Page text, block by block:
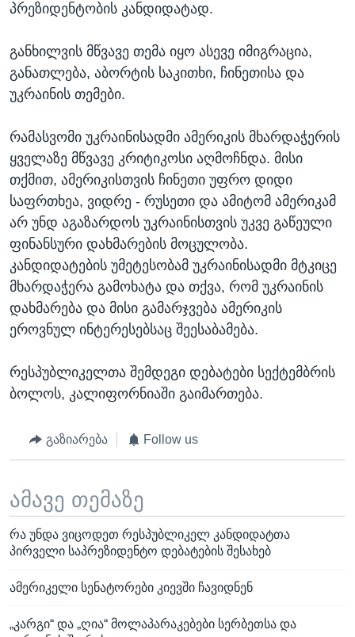
პრეზიდენტობის კანდიდატად.
განხილვის მწვავე თემა იყო ასევე იმიგრაცია,
განათლება, აბორტის საკითხი, ჩინეთისა და
უკრაინის თემები.
რამასვომი უკრაინისადმი ამერიკის მხარდაჭერის
ყველაზე მწვავე კრიტიკოსი აღმოჩნდა. მისი
თქმით, ამერიკისთვის ჩინეთი უფრო დიდი
საფრთხეა, ვიდრე - რუსეთი და ამიტომ ამერიკამ
არ უნდ აგაზარდოს უკრაინისთვის უკვე გაწეული
ფინანსური დახმარების მოცულობა.
კანდიდატების უმეტესობამ უკრაინისადმი მტკიცე
მხარდაჭერა გამოხატა და თქვა, რომ უკრაინის
დახმარება და მისი გამარჯვება ამერიკის
ეროვნულ ინტერესებსაც შეესაბამება.
რესპუბლიკელთა შემდეგი დებატები სექტემბრის
ბოლოს, კალიფორნიაში გაიმართება.
გაზიარება Follow us
ამავე თემაზე
რა უნდა ვიცოდეთ რესპუბლიკელ კანდიდატთა
პირველი საპრეზიდენტო დებატების შესახებ
ამერიკელი სენატორები კიევში ჩავიდნენ
„კარგი“ და „ღია“ მოლაპარაკებები სერბეთსა და